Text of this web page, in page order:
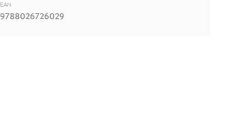
EAN
9788026726029